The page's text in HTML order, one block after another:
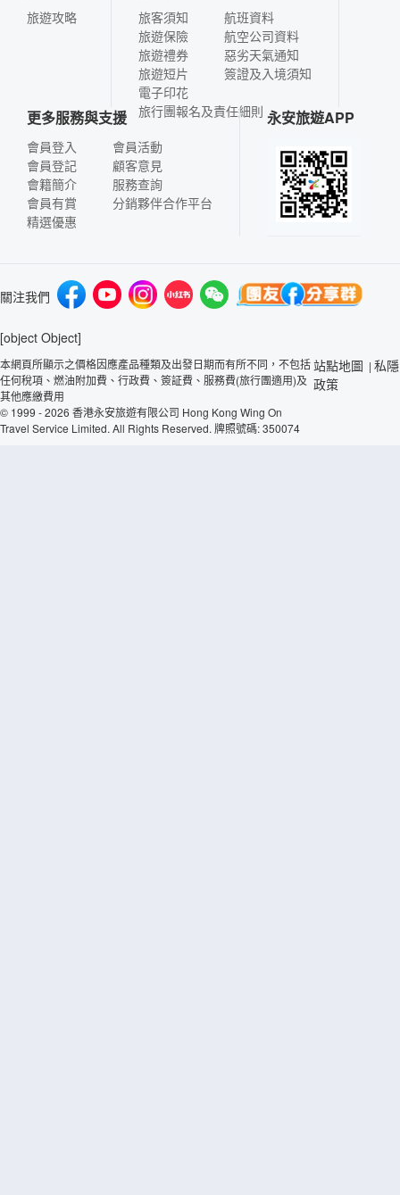
旅遊攻略
旅客須知
旅遊保險
旅遊禮券
旅遊短片
電子印花
航班資料
航空公司資料
惡劣天氣通知
簽證及入境須知
旅行團報名及責任細則
更多服務與支援
會員登入
會員登記
會籍簡介
會員有賞
精選優惠
會員活動
顧客意見
服務查詢
分銷夥伴合作平台
永安旅遊APP
關注我們
[object Object]
本網頁所顯示之價格因應產品種類及出發日期而有所不同，不包括
任何稅項、燃油附加費、行政費、簽証費、服務費(旅行團適用)及
其他應繳費用
© 1999 - 2026 香港永安旅遊有限公司 Hong Kong Wing On
Travel Service Limited. All Rights Reserved. 牌照號碼: 350074
站點地圖 | 私隱
政策